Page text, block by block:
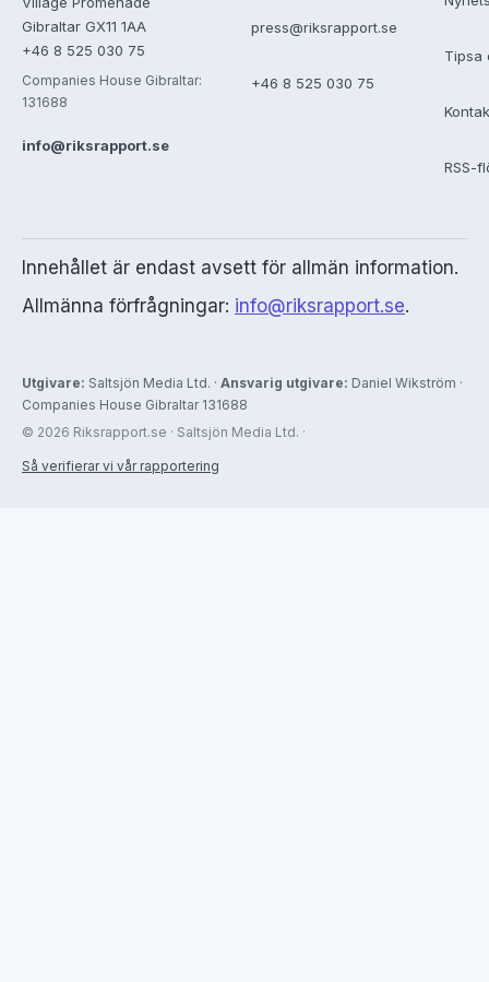
Gibraltar GX11 1AA
+46 8 525 030 75
Companies House Gibraltar:
131688
info@riksrapport.se
press@riksrapport.se
+46 8 525 030 75
Tipsa
RSS-
Innehållet är endast avsett för allmän information.
Allmänna förfrågningar: info@riksrapport.se.
Utgivare: Saltsjön Media Ltd. · Ansvarig utgivare: Daniel Wikström ·
Companies House Gibraltar 131688
© 2026 Riksrapport.se · Saltsjön Media Ltd. ·
Så verifierar vi vår rapportering